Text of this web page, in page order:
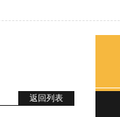
返回列表